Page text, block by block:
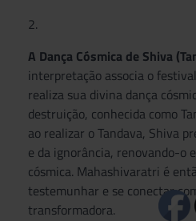
A Dança Cósmica de Shiva
interpretação associa o
realiza sua divina dança
destruição, conhecida como
ao realizar o Tandava, Shiva
e da ignorância, renovando-o
cósmica. Mahashivaratri é
testemunhar e se conectar
transformadora.